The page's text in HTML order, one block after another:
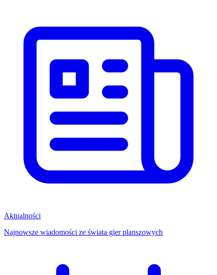
Aktualności
Najnowsze wiadomości ze świata gier planszowych